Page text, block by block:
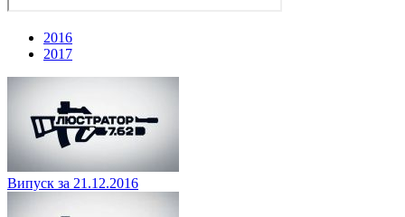
2016
2017
Випуск за 21.12.2016